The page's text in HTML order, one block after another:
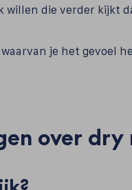
die verder kijkt
je het gevoel
over dry